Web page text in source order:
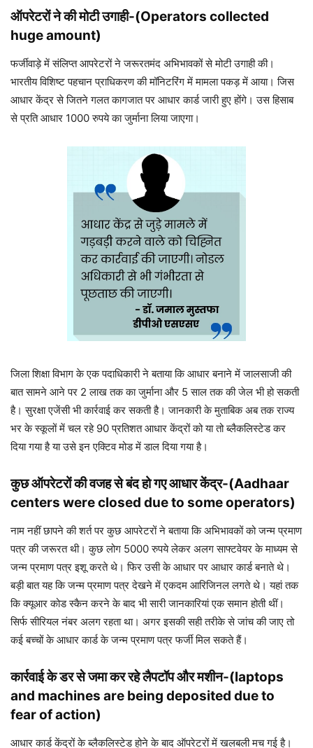
ऑपरेटरों ने की मोटी उगाही-(Operators collected
huge amount)
फर्जीवाड़े में संलिप्त आपरेटरों ने जरूरतमंद अभिभावकों से मोटी उगाही की।
भारतीय विशिष्ट पहचान प्राधिकरण की मॉनिटरिंग में मामला पकड़ में आया। जिस
आधार केंद्र से जितने गलत कागजात पर आधार कार्ड जारी हुए होंगे। उस हिसाब
से प्रति आधार 1000 रुपये का जुर्माना लिया जाएगा।
जिला शिक्षा विभाग के एक पदाधिकारी ने बताया कि आधार बनाने में जालसाजी की
बात सामने आने पर 2 लाख तक का जुर्माना और 5 साल तक की जेल भी हो सकती
है। सुरक्षा एजेंसी भी कार्रवाई कर सकती है। जानकारी के मुताबिक अब तक राज्य
भर के स्कूलों में चल रहे 90 प्रतिशत आधार केंद्रों को या तो ब्लैकलिस्टेड कर
दिया गया है या उसे इन एक्टिव मोड में डाल दिया गया है।
कुछ ऑपरेटरों की वजह से बंद हो गए आधार केंद्र-(Aadhaar
centers were closed due to some operators)
नाम नहीं छापने की शर्त पर कुछ आपरेटरों ने बताया कि अभिभावकों को जन्म प्रमाण
पत्र की जरूरत थी। कुछ लोग 5000 रुपये लेकर अलग साफ्टवेयर के माध्यम से
जन्म प्रमाण पत्र इशू करते थे। फिर उसी के आधार पर आधार कार्ड बनाते थे।
बड़ी बात यह कि जन्म प्रमाण पत्र देखने में एकदम आरिजिनल लगते थे। यहां तक
कि क्यूआर कोड स्कैन करने के बाद भी सारी जानकारियां एक समान होती थीं।
सिर्फ सीरियल नंबर अलग रहता था। अगर इसकी सही तरीके से जांच की जाए तो
कई बच्चों के आधार कार्ड के जन्म प्रमाण पत्र फर्जी मिल सकते हैं।
कार्रवाई के डर से जमा कर रहे लैपटॉप और मशीन-(laptops
and machines are being deposited due to
fear of action)
आधार कार्ड केंद्रों के ब्लैकलिस्टेड होने के बाद ऑपरेटरों में खलबली मच गई है।